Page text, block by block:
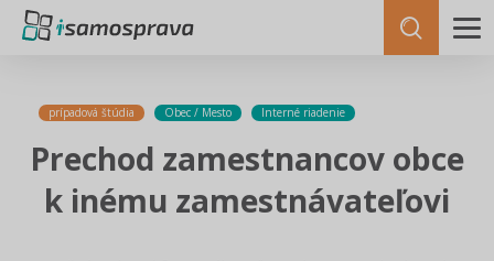
prípadová štúdia Obec / Mesto Interné riadenie
Prechod zamestnancov obce
k inému zamestnávateľovi